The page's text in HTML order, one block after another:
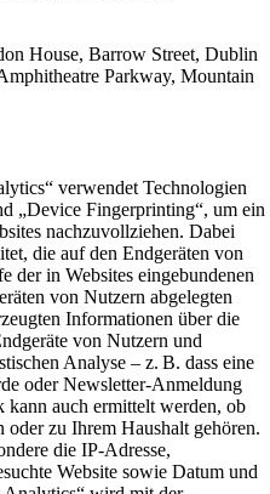
House, Barrow Street, Dublin
Parkway, Mountain
verwendet Technologien
„Device Fingerprinting“, um ein
nachzuvollziehen. Dabei
die auf den Endgeräten von
der in Websites eingebundenen
von Nutzern abgelegten
Informationen über die
von Nutzern und
Analyse – z. B. dass eine
oder Newsletter-Anmeldung
kann auch ermittelt werden, ob
oder zu Ihrem Haushalt gehören.
die IP-Adresse,
Website sowie Datum und